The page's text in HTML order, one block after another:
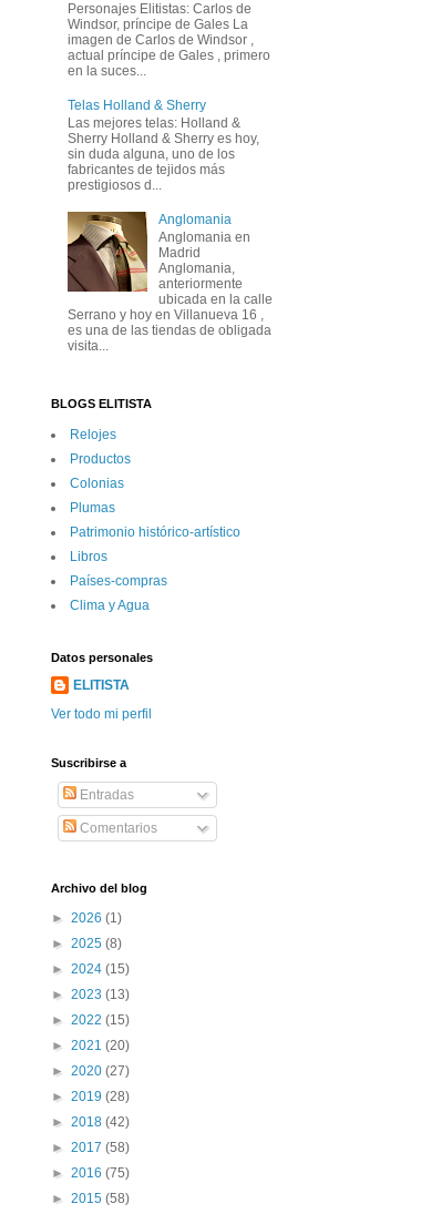
Personajes Elitistas: Carlos de
Windsor, príncipe de Gales La
imagen de Carlos de Windsor ,
actual príncipe de Gales , primero
en la suces...
Telas Holland & Sherry
Las mejores telas: Holland &
Sherry Holland & Sherry es hoy,
sin duda alguna, uno de los
fabricantes de tejidos más
prestigiosos d...
Anglomania
Anglomania en
Madrid
Anglomania,
anteriormente
ubicada en la calle
Serrano y hoy en Villanueva 16 ,
es una de las tiendas de obligada
visita...
BLOGS ELITISTA
Relojes
Productos
Colonias
Plumas
Patrimonio histórico-artí­stico
Libros
Paí­ses-compras
Clima y Agua
Datos personales
ELITISTA
Ver todo mi perfil
Suscribirse a
Entradas
Comentarios
Archivo del blog
► 2026 (1)
► 2025 (8)
► 2024 (15)
► 2023 (13)
► 2022 (15)
► 2021 (20)
► 2020 (27)
► 2019 (28)
► 2018 (42)
► 2017 (58)
► 2016 (75)
► 2015 (58)